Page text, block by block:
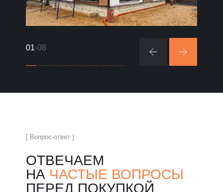
01-08
ОТВЕЧАЕМ
НА ЧАСТЫЕ ВОПРОСЫ
ПЕРЕД ПОКУПКОЙ
[ Вопрос-ответ ]